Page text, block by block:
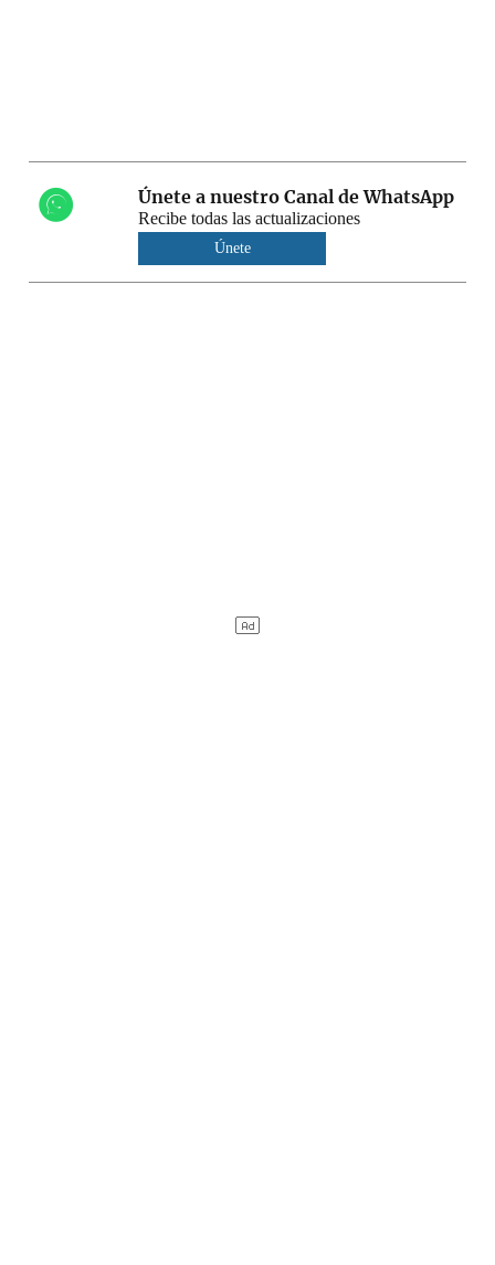
Únete a nuestro Canal de WhatsApp
Recibe todas las actualizaciones
Únete